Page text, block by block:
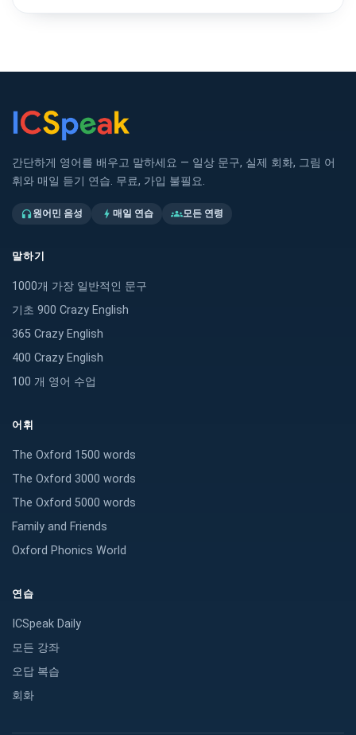
간단하게 영어를 배우고 말하세요 — 일상 문구, 실제 회화, 그림 어
휘와 매일 듣기 연습. 무료, 가입 불필요.
headphones 원어민 음성 bolt 매일 연습 groups모든 연령
말하기
1000개 가장 일반적인 문구
기초 900 Crazy English
365 Crazy English
400 Crazy English
100 개 영어 수업
어휘
The Oxford 1500 words
The Oxford 3000 words
The Oxford 5000 words
Family and Friends
Oxford Phonics World
연습
ICSpeak Daily
모든 강좌
오답 복습
회화